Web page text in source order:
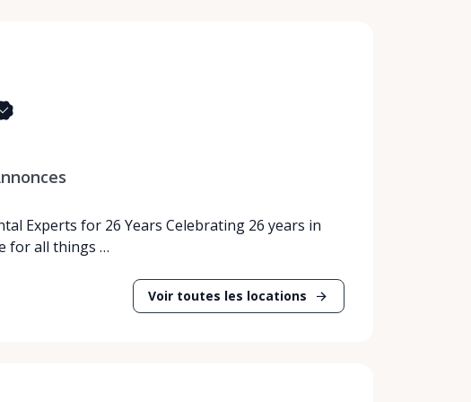
Experts for 26 Years Celebrating 26 years in
for all things …
Voir toutes les locations